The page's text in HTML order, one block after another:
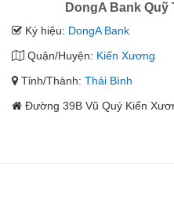
DongA Bank Quỹ
Ký hiệu: DongA Bank
Quận/Huyện: Kiến Xương
Tỉnh/Thành: Thái Bình
Đường 39B Vũ Quý Kiến